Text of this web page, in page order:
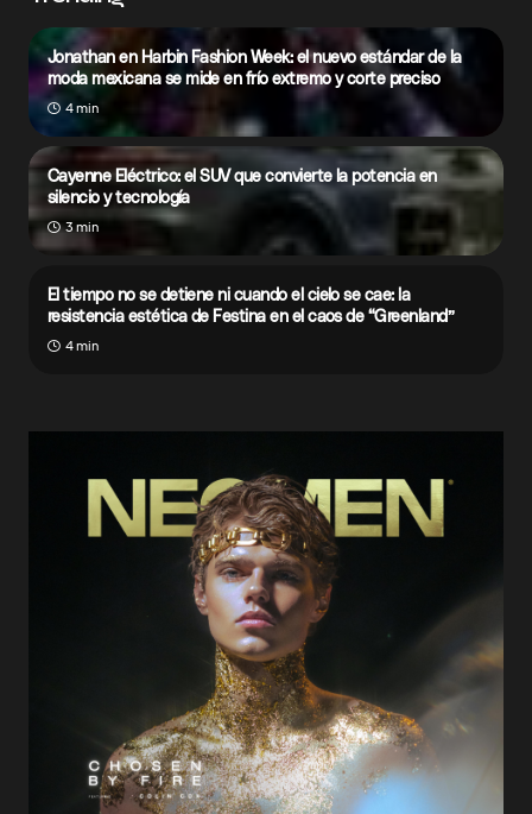
Jonathan en Harbin Fashion Week: el nuevo estándar de la
moda mexicana se mide en frío extremo y corte preciso
4 min
Cayenne Eléctrico: el SUV que convierte la potencia en
silencio y tecnología
3 min
El tiempo no se detiene ni cuando el cielo se cae: la
resistencia estética de Festina en el caos de “Greenland”
4 min